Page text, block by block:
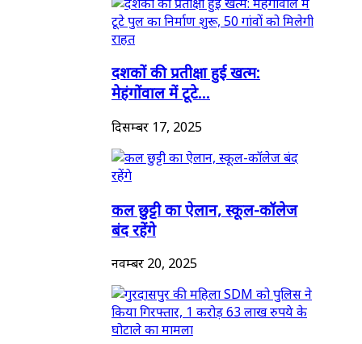
दशकों की प्रतीक्षा हुई खत्म:
मेहंगोंवाल में टूटे...
दिसम्बर 17, 2025
कल छुट्टी का ऐलान, स्कूल-कॉलेज
बंद रहेंगे
नवम्बर 20, 2025